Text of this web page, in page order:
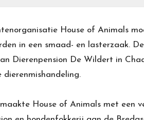
House of Animals
in een smaad- en lasterzaak.
Dierenpension De Wildert in
dierenmishandeling.
House of Animals met een